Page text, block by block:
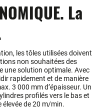
La
les tôles utilisées doivent
non souhaitées des
une solution optimale. Avec
rapidement et de manière
3 000 mm d’épaisseur. Un
profilés vers le bas et
de 20 m/min.